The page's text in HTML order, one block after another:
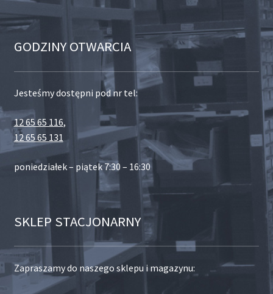
GODZINY OTWARCIA
Jesteśmy dostępni pod nr tel:
12 65 65 116,
12 65 65 131
poniedziałek – piątek 7:30 – 16:30
SKLEP STACJONARNY
Zapraszamy do naszego sklepu i magazynu: